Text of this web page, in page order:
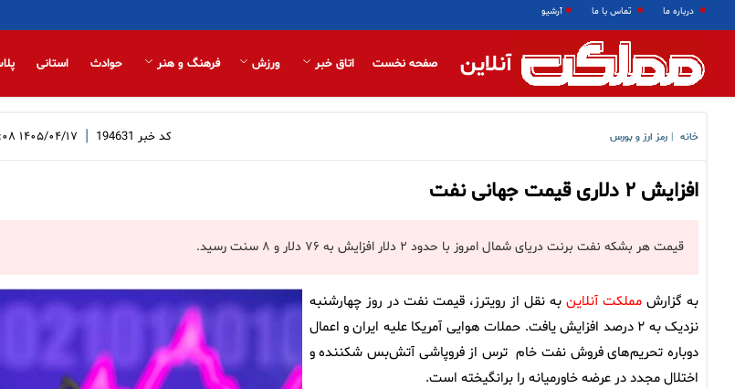
درباره ما تماس با ما آرشیو
آنلاین صفحه نخست اتاق خبر ورزش فرهنگ و هنر حوادث استانی
خانه رمز ارز و بورس کد خبر 194631
| ۱۴۰۵/۰۴/۱۷ ۱۰:۰۸
افزایش ۲ دلاری قیمت جهانی نفت
قیمت هر بشکه نفت برنت دریای شمال امروز با حدود ۲ دلار افزایش به ۷۶ دلار و ۸ سنت رسید.
به گزارشمملکت آنلاین به نقل از رویترز، قیمت نفت در روز چهارشنبه
نزدیک به ۲ درصد افزایش یافت. حملات هوایی آمریکا علیه ایران و اعمال
دوباره تحریم‌های فروش نفت خام ترس از فروپاشی آتش‌بس شکننده و
اختلال مجدد در عرضه خاورمیانه را برانگیخته است.